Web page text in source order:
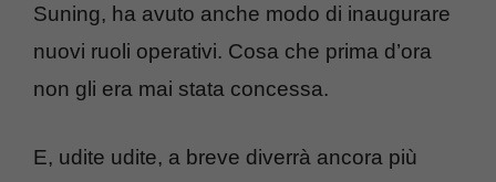
Suning, ha avuto anche modo di inaugurare
nuovi ruoli operativi. Cosa che prima d’ora
non gli era mai stata concessa.
E, udite udite, a breve diverrà ancora più